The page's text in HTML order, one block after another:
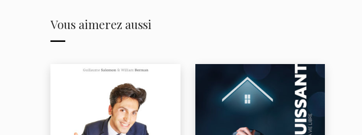
Vous aimerez aussi